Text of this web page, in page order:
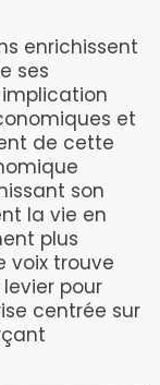
enrichissent
ses
et
de cette
son
la vie en
plus
voix trouve
levier pour
centrée sur